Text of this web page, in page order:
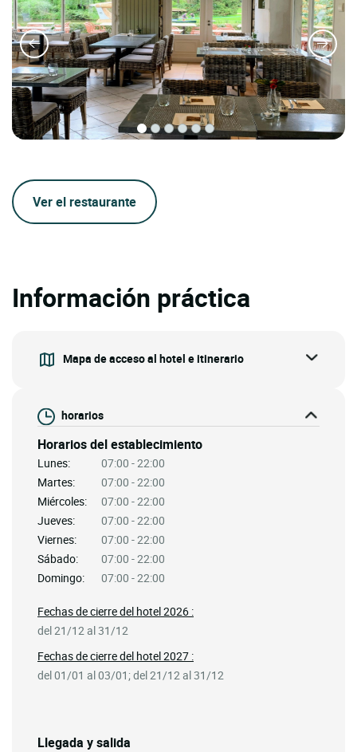
Ver el restaurante
Información práctica
Mapa de acceso al hotel e itinerario
horarios
Horarios del establecimiento
Lunes:
07:00 - 22:00
Martes:
07:00 - 22:00
Miércoles:
07:00 - 22:00
Jueves:
07:00 - 22:00
Viernes:
07:00 - 22:00
Sábado:
07:00 - 22:00
Domingo:
07:00 - 22:00
Llegada y salida
Fechas de cierre del hotel 2026 :
del 21/12 al 31/12
Fechas de cierre del hotel 2027 :
del 01/01 al 03/01; del 21/12 al 31/12